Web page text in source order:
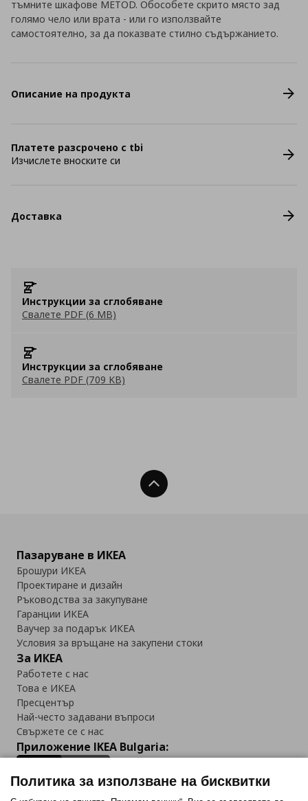
тъмните шкафове METOD. Обособете скрито място зад
голямо чело или врата - или го използвайте
самостоятелно, за да показвате стилно съдържанието.
Описание на продукта
Платете разсрочено с tbi
Изчислете вноските си
Доставка
Инструкции за сглобяване
Свалете PDF (6 MB)
Инструкции за сглобяване
Свалете PDF (709 KB)
Нагоре
Пазаруване в ИКЕА
Брошури ИКЕА
Проектиране и дизайн
Ръководства за закупуване
Гаранции ИКЕА
Ваучер за подарък ИКЕА
Условия за връщане на закупени стоки
За ИКЕА
Работете с нас
Това е ИКЕА
Пресцентър
Най-често задавани въпроси
Свържете се с нас
Приложение IKEA Bulgaria:
Политика за използване на бисквитки